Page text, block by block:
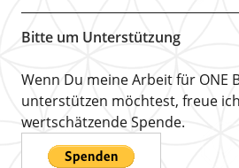
Bitte um Unterstützung
Wenn Du meine Arbeit für ONE
unterstützen möchtest, freue
wertschätzende Spende.